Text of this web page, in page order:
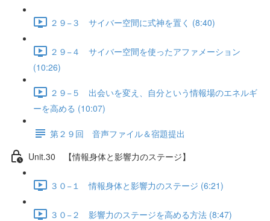
２９−３ サイバー空間に式神を置く (8:40)
２９−４ サイバー空間を使ったアファメーション
(10:26)
２９−５ 出会いを変え、自分という情報場のエネルギ
ーを高める (10:07)
第２９回 音声ファイル＆宿題提出
Unit.30 【情報身体と影響力のステージ】
３０−１ 情報身体と影響力のステージ (6:21)
３０−２ 影響力のステージを高める方法 (8:47)